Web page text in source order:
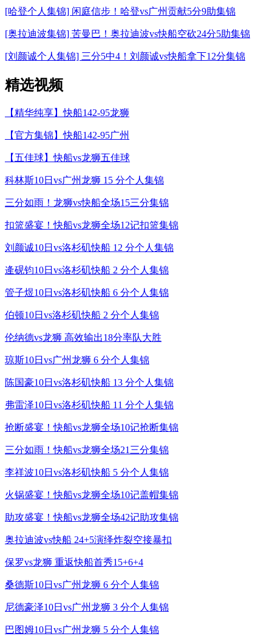
[哈登个人集锦] 闲庭信步！哈登vs广州贡献5分9助集锦
[奥拉迪波集锦] 苦曼巴！奥拉迪波vs快船空砍24分5助集锦
[刘颜诚个人集锦] 三分5中4！刘颜诚vs快船拿下12分集锦
精选视频
【精华纯享】快船142-95龙狮
【官方集锦】快船142-95广州
【五佳球】快船vs龙狮五佳球
科林斯10日vs广州龙狮 15 分个人集锦
三分如雨！龙狮vs快船全场15三分集锦
扣篮盛宴！快船vs龙狮全场12记扣篮集锦
刘颜诚10日vs洛杉矶快船 12 分个人集锦
逄砚钧10日vs洛杉矶快船 2 分个人集锦
管子煜10日vs洛杉矶快船 6 分个人集锦
伯顿10日vs洛杉矶快船 2 分个人集锦
伦纳德vs龙狮 高效输出18分率队大胜
琼斯10日vs广州龙狮 6 分个人集锦
陈国豪10日vs洛杉矶快船 13 分个人集锦
弗雷泽10日vs洛杉矶快船 11 分个人集锦
抢断盛宴！快船vs龙狮全场10记抢断集锦
三分如雨！快船vs龙狮全场21三分集锦
李祥波10日vs洛杉矶快船 5 分个人集锦
火锅盛宴！快船vs龙狮全场10记盖帽集锦
助攻盛宴！快船vs龙狮全场42记助攻集锦
奥拉迪波vs快船 24+5演绎炸裂空接暴扣
保罗vs龙狮 重返快船首秀15+6+4
桑德斯10日vs广州龙狮 6 分个人集锦
尼德豪泽10日vs广州龙狮 3 分个人集锦
巴图姆10日vs广州龙狮 5 分个人集锦